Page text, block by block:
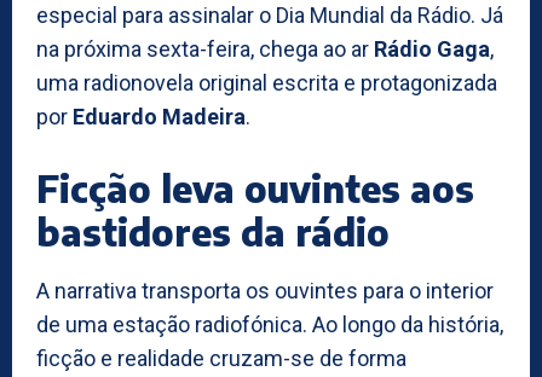
especial para assinalar o Dia Mundial da Rádio. Já
na próxima sexta-feira, chega ao ar Rádio Gaga,
uma radionovela original escrita e protagonizada
por Eduardo Madeira.
Ficção leva ouvintes aos
bastidores da rádio
A narrativa transporta os ouvintes para o interior
de uma estação radiofónica. Ao longo da história,
ficção e realidade cruzam-se de forma